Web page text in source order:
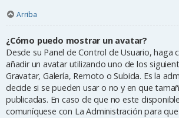
Arriba
¿Cómo puedo mostrar un avatar?
Desde su Panel de Control de Usuario, haga
añadir un avatar utilizando uno de los
Gravatar, Galería, Remoto o Subida. Es la
decide si se pueden usar o no y en que
publicadas. En caso de que no este
comuníquese con La Administración para